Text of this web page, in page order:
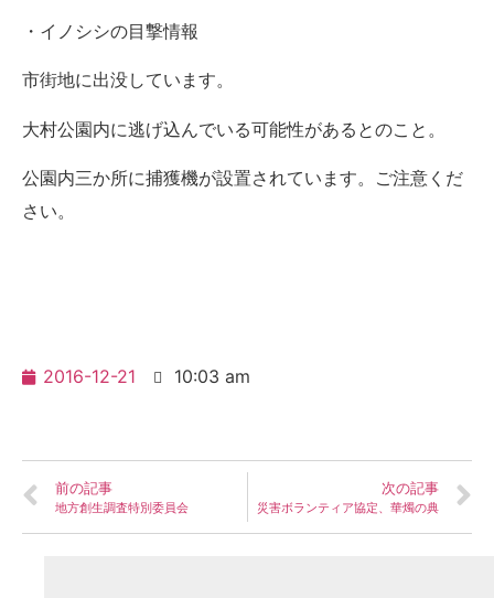
・イノシシの目撃情報
市街地に出没しています。
大村公園内に逃げ込んでいる可能性があるとのこと。
公園内三か所に捕獲機が設置されています。ご注意くだ
さい。
2016-12-21 10:03 am
前の記事
地方創生調査特別委員会
次の記事
災害ボランティア協定、華燭の典